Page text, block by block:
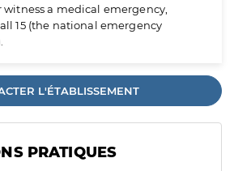
witness a medical emergency,
15 (the national emergency
L'ÉTABLISSEMENT
PRATIQUES